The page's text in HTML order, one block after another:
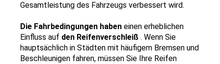
Gesamtleistung des Fahrzeugs verbessert wird.
Die Fahrbedingungen haben einen erheblichen
Einfluss auf den Reifenverschleiß . Wenn Sie
hauptsächlich in Städten mit häufigem Bremsen und
Beschleunigen fahren, müssen Sie Ihre Reifen